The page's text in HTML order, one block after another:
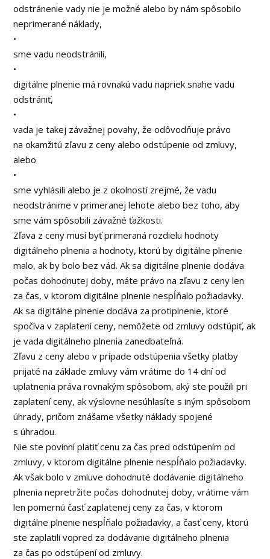
odstránenie vady nie je možné alebo by nám spôsobilo
neprimerané náklady,
•
sme vadu neodstránili,
•
digitálne plnenie má rovnakú vadu napriek snahe vadu
odstrániť,
•
vada je takej závažnej povahy, že odôvodňuje právo
na okamžitú zľavu z ceny alebo odstúpenie od zmluvy,
alebo
•
sme vyhlásili alebo je z okolností zrejmé, že vadu
neodstránime v primeranej lehote alebo bez toho, aby
sme vám spôsobili závažné ťažkosti.
Zľava z ceny musí byť primeraná rozdielu hodnoty
digitálneho plnenia a hodnoty, ktorú by digitálne plnenie
malo, ak by bolo bez vád. Ak sa digitálne plnenie dodáva
počas dohodnutej doby, máte právo na zľavu z ceny len
za čas, v ktorom digitálne plnenie nespĺňalo požiadavky.
Ak sa digitálne plnenie dodáva za protiplnenie, ktoré
spočíva v zaplatení ceny, nemôžete od zmluvy odstúpiť, ak
je vada digitálneho plnenia zanedbateľná.
Zľavu z ceny alebo v prípade odstúpenia všetky platby
prijaté na základe zmluvy vám vrátime do 14 dní od
uplatnenia práva rovnakým spôsobom, aký ste použili pri
zaplatení ceny, ak výslovne nesúhlasíte s iným spôsobom
úhrady, pričom znášame všetky náklady spojené
s úhradou.
Nie ste povinní platiť cenu za čas pred odstúpením od
zmluvy, v ktorom digitálne plnenie nespĺňalo požiadavky.
Ak však bolo v zmluve dohodnuté dodávanie digitálneho
plnenia nepretržite počas dohodnutej doby, vrátime vám
len pomernú časť zaplatenej ceny za čas, v ktorom
digitálne plnenie nespĺňalo požiadavky, a časť ceny, ktorú
ste zaplatili vopred za dodávanie digitálneho plnenia
za čas po odstúpení od zmluvy.